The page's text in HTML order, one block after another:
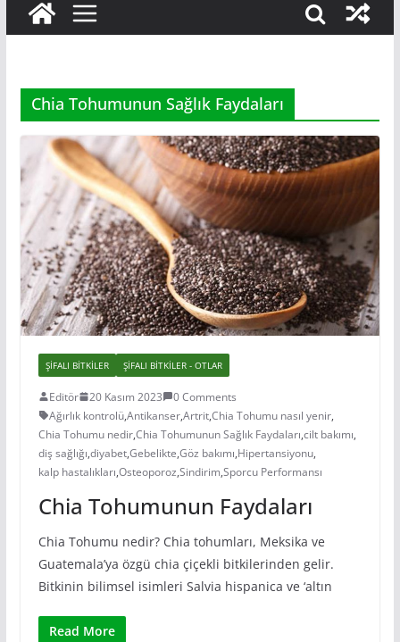
Chia Tohumunun Sağlık Faydaları
ŞIFALI BITKILER ŞIFALI BITKILER - OTLAR
Editör 20 Kasım 2023
0 Comments
Ağırlık kontrolü,Antikanser,Artrit,Chia Tohumu nasıl yenir,
Chia Tohumu nedir,Chia Tohumunun Sağlık Faydaları,cilt bakımı,
diş sağlığı,diyabet,Gebelikte,Göz bakımı,Hipertansiyonu,
kalp hastalıkları,Osteoporoz,Sindirim,Sporcu Performansı
Chia Tohumunun Faydaları
Chia Tohumu nedir? Chia tohumları, Meksika ve
Guatemala’ya özgü chia çiçekli bitkilerinden gelir.
Bitkinin bilimsel isimleri Salvia hispanica ve ‘altın
Read More